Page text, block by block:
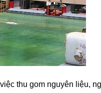
thu gom nguyên liệu,